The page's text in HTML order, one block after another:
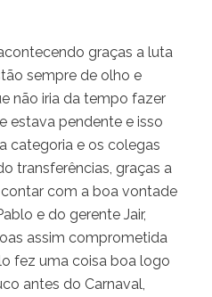
graças a luta
sempre de olho e
não iria da tempo fazer
estava pendente e isso
categoria e os colegas
transferências, graças a
com a boa vontade
e do gerente Jair,
assim comprometida
fez uma coisa boa logo
antes do Carnaval,